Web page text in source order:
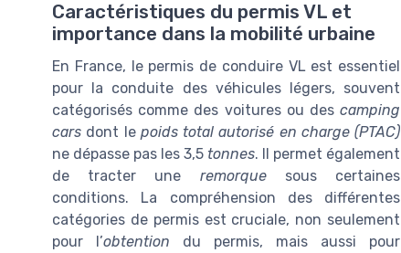
Caractéristiques du permis VL et
importance dans la mobilité urbaine
En France, le permis de conduire VL est essentiel
pour la conduite des véhicules légers, souvent
catégorisés comme des voitures ou des camping
cars dont le poids total autorisé en charge (PTAC)
ne dépasse pas les 3,5 tonnes. Il permet également
de tracter une remorquesous certaines
conditions. La compréhension des différentes
catégories de permis est cruciale, non seulement
pour l’obtention du permis, mais aussi pour